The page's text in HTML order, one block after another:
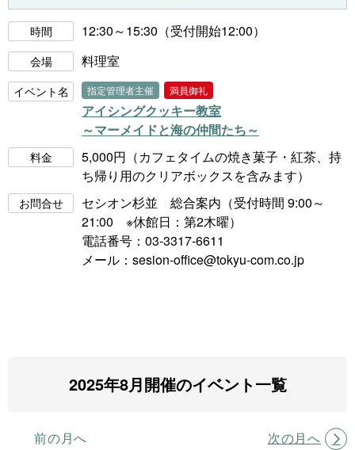
時間 12:30～15:30（受付開始12:00）
会場 料理室
イベント名 指定管理者主催 満員御礼
アイシングクッキー教室
～マーメイドと海の仲間たち～
料金
5,000円（カフェタイムの焼き菓子・紅茶、持
ち帰り用のクリアボックスを含みます）
お問合せ
セシオン杉並 総合案内（受付時間 9:00～
21:00 ※休館日：第2木曜）
電話番号：03-3317-6611
メール： sesion-office@tokyu-com.co.jp
前の月へ
2025年8月開催のイベント一覧
次の月へ